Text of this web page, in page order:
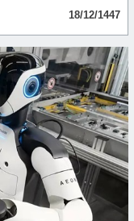
18/12/1447